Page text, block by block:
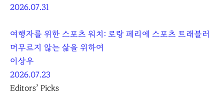
2026.07.31
여행자를 위한 스포츠 워치: 로랑 페리에 스포츠 트래블러
머무르지 않는 삶을 위하여
이상우
2026.07.23
Editors’ Picks